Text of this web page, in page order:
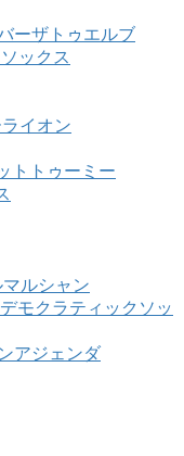
ーザトゥエルブ
ックス
イオン
トトゥーミー
ルシャン
モクラティックソッ
アジェンダ